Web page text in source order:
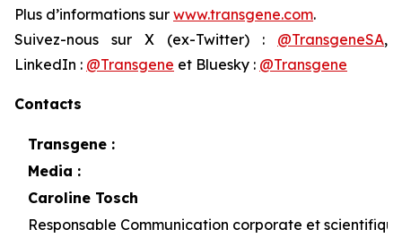
Plus d’informations sur www.transgene.com.
Suivez-nous sur X (ex-Twitter) : @TransgeneSA,
LinkedIn : @Transgene et Bluesky : @Transgene
Contacts
Transgene :
Media :
Caroline Tosch
Responsable Communication corporate et